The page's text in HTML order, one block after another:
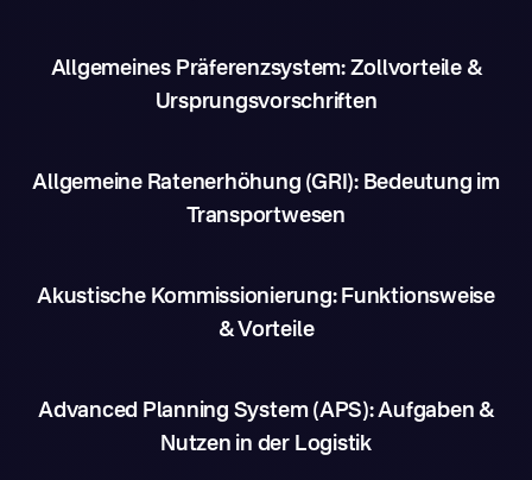
Allgemeines Präferenzsystem: Zollvorteile &
Ursprungsvorschriften
Allgemeine Ratenerhöhung (GRI): Bedeutung im
Transportwesen
Akustische Kommissionierung: Funktionsweise
& Vorteile
Advanced Planning System (APS): Aufgaben &
Nutzen in der Logistik